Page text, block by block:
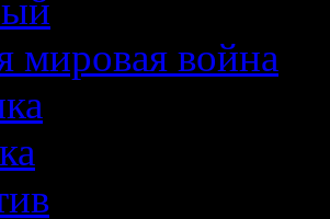
мировая война